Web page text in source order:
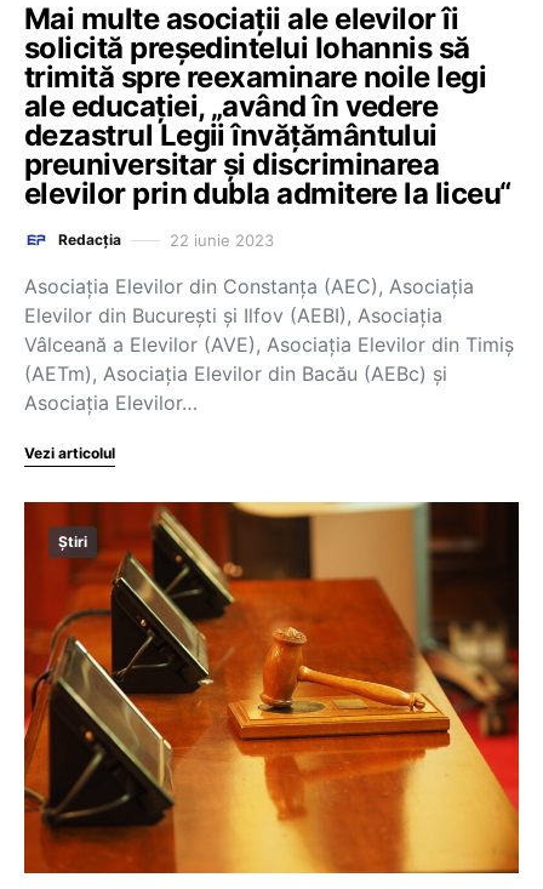
Mai multe asociații ale elevilor îi
solicită preşedintelui Iohannis să
trimită spre reexaminare noile legi
ale educaţiei, „având în vedere
dezastrul Legii învăţământului
preuniversitar şi discriminarea
elevilor prin dubla admitere la liceu“
Redacția 22 iunie 2023
Asociaţia Elevilor din Constanţa (AEC), Asociaţia
Elevilor din Bucureşti şi Ilfov (AEBI), Asociaţia
Vâlceană a Elevilor (AVE), Asociaţia Elevilor din Timiş
(AETm), Asociaţia Elevilor din Bacău (AEBc) şi
Asociaţia Elevilor…
Vezi articolul
Știri